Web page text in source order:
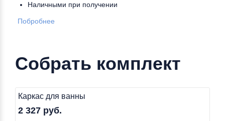
Наличными при получении
Побробнее
Собрать комплект
Каркас для ванны
2 327 руб.